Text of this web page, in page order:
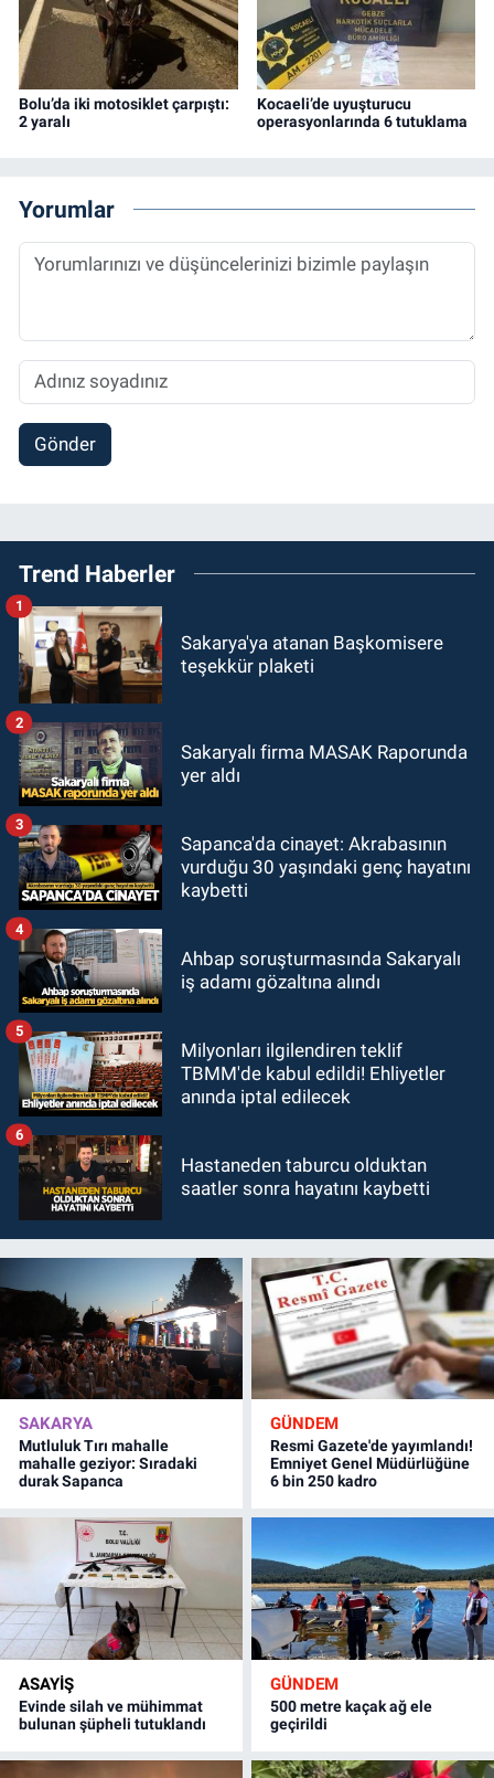
Bolu’da iki motosiklet çarpıştı:
2 yaralı
Kocaeli’de uyuşturucu
operasyonlarında 6 tutuklama
Yorumlar
Gönder
Trend Haberler
Sakarya'ya atanan Başkomisere
teşekkür plaketi
1
Sakaryalı firma MASAK Raporunda
yer aldı
2
Sapanca'da cinayet: Akrabasının
vurduğu 30 yaşındaki genç hayatını
kaybetti
3
Ahbap soruşturmasında Sakaryalı
iş adamı gözaltına alındı
4
Milyonları ilgilendiren teklif
TBMM'de kabul edildi! Ehliyetler
anında iptal edilecek
5
Hastaneden taburcu olduktan
saatler sonra hayatını kaybetti
6
SAKARYA
Mutluluk Tırı mahalle
mahalle geziyor: Sıradaki
durak Sapanca
GÜNDEM
Resmi Gazete'de yayımlandı!
Emniyet Genel Müdürlüğüne
6 bin 250 kadro
ASAYİŞ
Evinde silah ve mühimmat
bulunan şüpheli tutuklandı
GÜNDEM
500 metre kaçak ağ ele
geçirildi